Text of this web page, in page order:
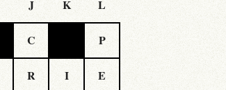
J K L
C P
R I E